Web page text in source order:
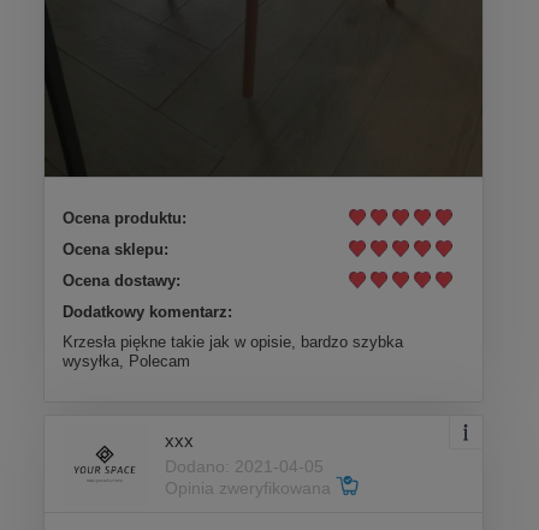
Ocena produktu:
Ocena sklepu:
Ocena dostawy:
Dodatkowy komentarz:
Krzesła piękne takie jak w opisie, bardzo szybka
wysyłka, Polecam
xxx
Dodano: 2021-04-05
Opinia zweryfikowana